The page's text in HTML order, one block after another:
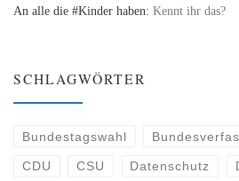
An alle die #Kinder haben: Kennt ihr das?
SCHLAGWÖRTER
Bundestagswahl
CDU CSU Datenschutz